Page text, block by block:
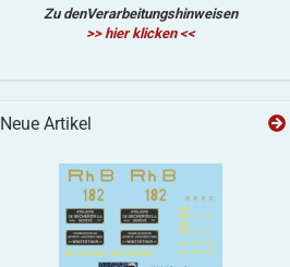
Zu denVerarbeitungshinweisen
>> hier klicken <<
Neue Artikel